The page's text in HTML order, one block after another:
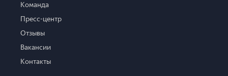
Команда
Пресс-центр
Отзывы
Вакансии
Контакты